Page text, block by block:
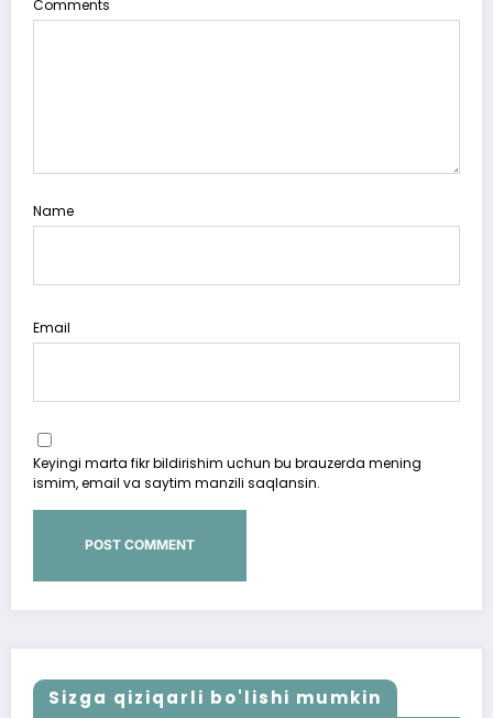
Comments
Name
Email
Keyingi marta fikr bildirishim uchun bu brauzerda mening
ismim, email va saytim manzili saqlansin.
Sizga qiziqarli bo'lishi mumkin